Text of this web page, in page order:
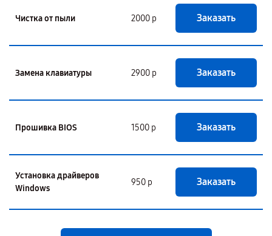
Чистка от пыли 2000 р Заказать
Замена клавиатуры 2900 р Заказать
Прошивка BIOS 1500 р Заказать
Установка драйверов
Windows
950 р Заказать